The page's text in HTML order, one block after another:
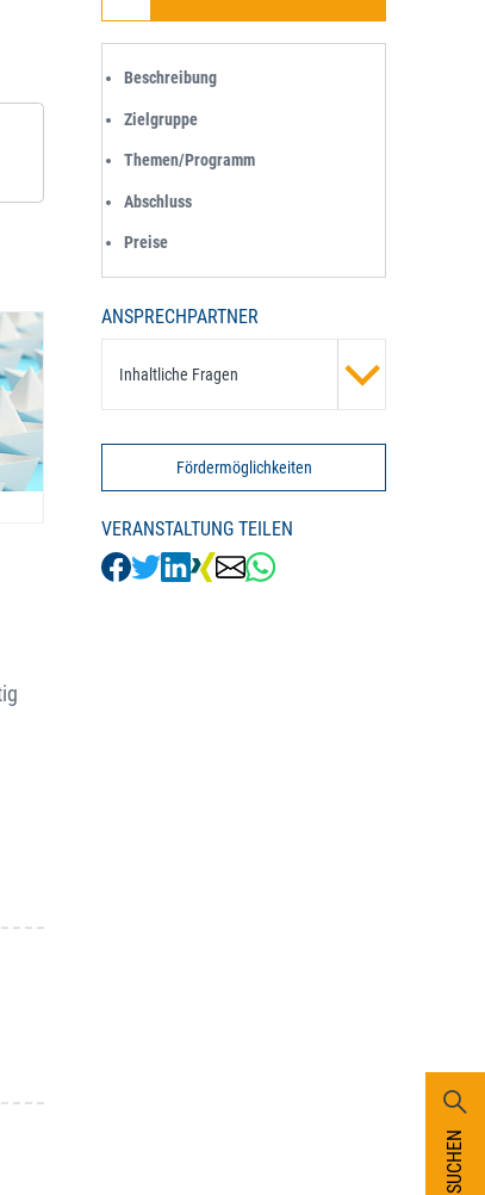
SUCHEN
Beschreibung
Zielgruppe
Themen/Programm
Abschluss
Preise
ANSPRECHPARTNER
Inhaltliche Fragen
Fördermöglichkeiten
VERANSTALTUNG TEILEN